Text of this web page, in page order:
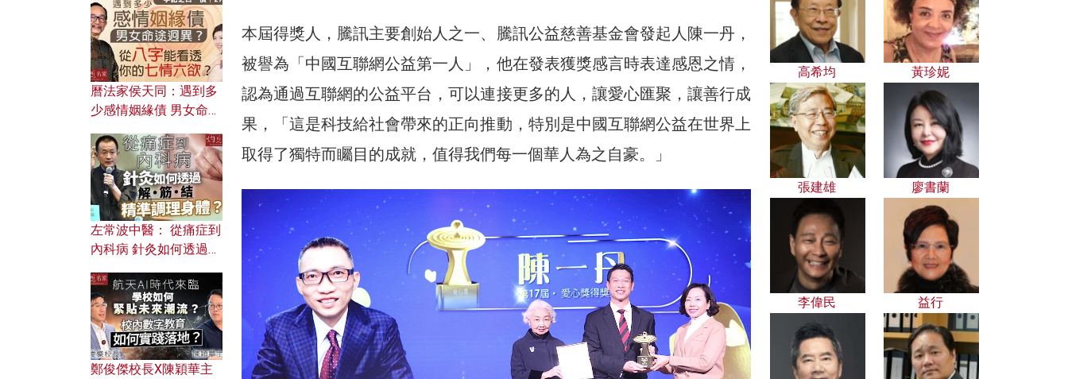
本屆得獎人，騰訊主要創始人之一、騰訊公益慈善基金會發起人陳一丹，
被譽為「中國互聯網公益第一人」，他在發表獲獎感言時表達感恩之情，
認為通過互聯網的公益平台，可以連接更多的人，讓愛心匯聚，讓善行成
果，「這是科技給社會帶來的正向推動，特別是中國互聯網公益在世界上
取得了獨特而矚目的成就，值得我們每一個華人為之自豪。」
曆法家侯天同：遇到多
少感情姻緣債 男女命途
的七情六欲？
左常波中醫： 從痛症到
內科病 針灸如何透過解
鄭俊傑校長X陳穎華主
高希均 黃珍妮
張建雄 廖書蘭
李偉民 益行